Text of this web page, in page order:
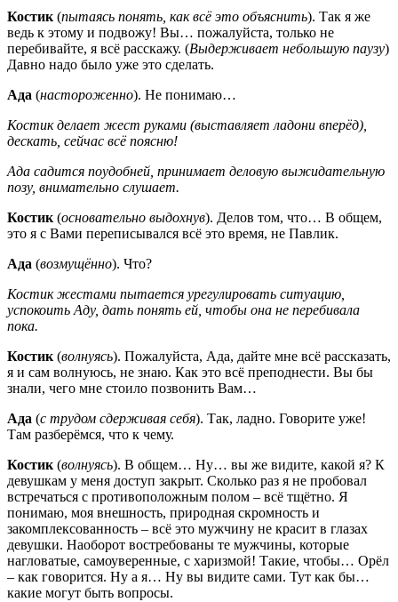
Костик (пытаясь понять, как всё это объяснить). Так я же
ведь к этому и подвожу! Вы… пожалуйста, только не
перебивайте, я всё расскажу. (Выдерживает небольшую паузу)
Давно надо было уже это сделать.
Ада (настороженно). Не понимаю…
Костик делает жест руками (выставляет ладони вперёд),
дескать, сейчас всё поясню!
Ада садится поудобней, принимает деловую выжидательную
позу, внимательно слушает.
Костик (основательно выдохнув). Делов том, что… В общем,
это я с Вами переписывался всё это время, не Павлик.
Ада (возмущённо). Что?
Костик жестами пытается урегулировать ситуацию,
успокоить Аду, дать понять ей, чтобы она не перебивала
пока.
Костик (волнуясь). Пожалуйста, Ада, дайте мне всё рассказать,
я и сам волнуюсь, не знаю. Как это всё преподнести. Вы бы
знали, чего мне стоило позвонить Вам…
Ада (с трудом сдерживая себя). Так, ладно. Говорите уже!
Там разберёмся, что к чему.
Костик (волнуясь). В общем… Ну… вы же видите, какой я? К
девушкам у меня доступ закрыт. Сколько раз я не пробовал
встречаться с противоположным полом – всё тщётно. Я
понимаю, моя внешность, природная скромность и
закомплексованность – всё это мужчину не красит в глазах
девушки. Наоборот востребованы те мужчины, которые
нагловатые, самоуверенные, с харизмой! Такие, чтобы… Орёл
– как говорится. Ну а я… Ну вы видите сами. Тут как бы…
какие могут быть вопросы.